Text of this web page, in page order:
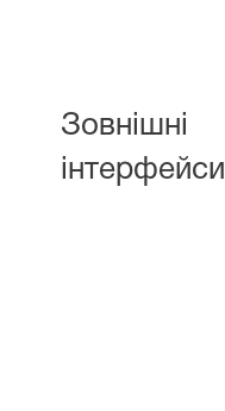
Зовнішні
інтерфейси